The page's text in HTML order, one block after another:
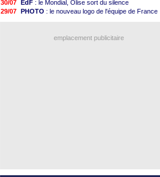
30/07 EdF : le Mondial, Olise sort du silence
29/07 PHOTO : le nouveau logo de l'équipe de France
: Zidane pense déjà à un retour de Mendy
emplacement publicitaire